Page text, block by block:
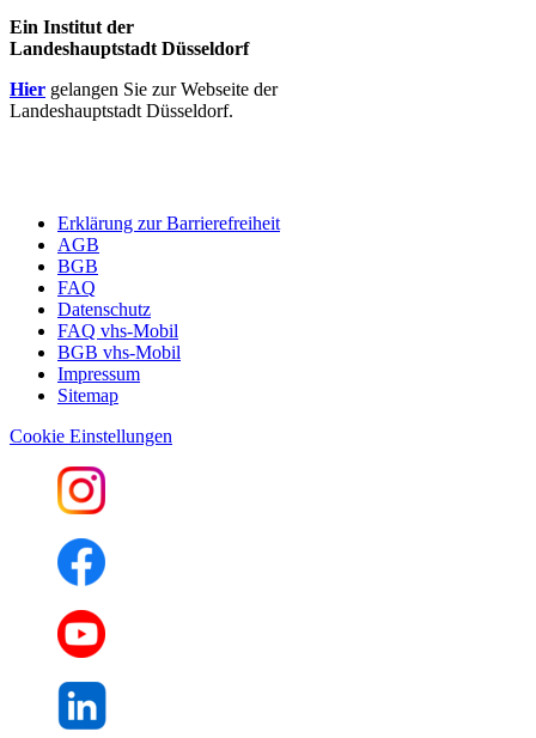
Ein Institut der
Landeshauptstadt Düsseldorf
Hier gelangen Sie zur Webseite der
Landeshauptstadt Düsseldorf.
Erklärung zur Barrierefreiheit
AGB
BGB
FAQ
Datenschutz
FAQ vhs-Mobil
BGB vhs-Mobil
Impressum
Sitemap
Cookie Einstellungen